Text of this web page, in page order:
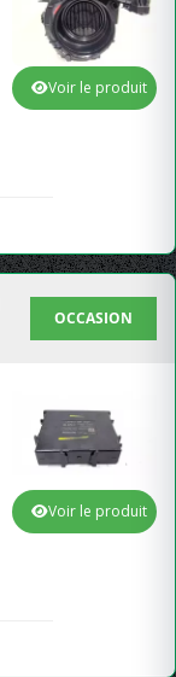
Voir le produit
OCCASION
Voir le produit